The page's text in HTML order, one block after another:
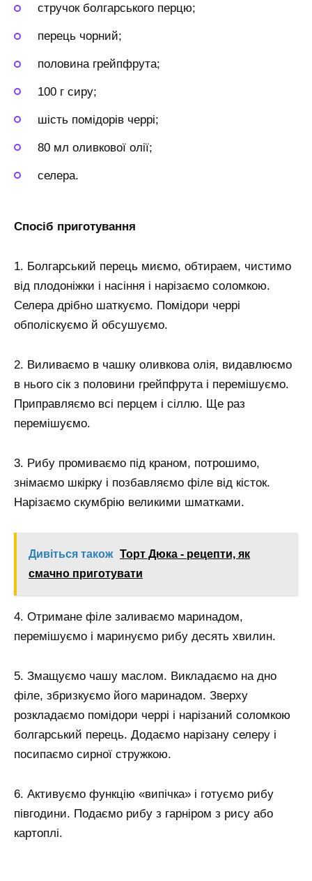
стручок болгарського перцю;
перець чорний;
половина грейпфрута;
100 г сиру;
шість помідорів черрі;
80 мл оливкової олії;
селера.
Спосіб приготування
1. Болгарський перець миємо, обтираем, чистимо
від плодоніжки і насіння і нарізаємо соломкою.
Селера дрібно шаткуємо. Помідори черрі
обполіскуємо й обсушуємо.
2. Виливаємо в чашку оливкова олія, видавлюємо
в нього сік з половини грейпфрута і перемішуємо.
Приправляємо всі перцем і сіллю. Ще раз
перемішуємо.
3. Рибу промиваємо під краном, потрошимо,
знімаємо шкірку і позбавляємо філе від кісток.
Нарізаємо скумбрію великими шматками.
Дивіться також Торт Дюка - рецепти, як
смачно приготувати
4. Отримане філе заливаємо маринадом,
перемішуємо і маринуємо рибу десять хвилин.
5. Змащуємо чашу маслом. Викладаємо на дно
філе, збризкуємо його маринадом. Зверху
розкладаємо помідори черрі і нарізаний соломкою
болгарський перець. Додаємо нарізану селеру і
посипаємо сирної стружкою.
6. Активуємо функцію «випічка» і готуємо рибу
півгодини. Подаємо рибу з гарніром з рису або
картоплі.